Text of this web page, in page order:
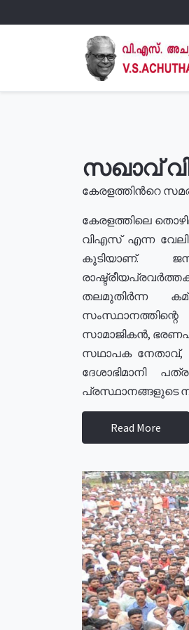
സഖാവ്
കേരളത്തിൻറെ
കേരളത്തിലെ
വിഎസ് എന്ന
കൂടിയാണ്.
തലമുതിർന്ന
സാമാജികൻ,
സഥാപക നേതാവ്,
ദേശാഭിമാനി
പ്രസ്ഥാനങ്ങളുടെ
Read More